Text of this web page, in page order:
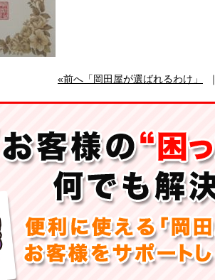
«前へ「岡田屋が選ばれるわけ」